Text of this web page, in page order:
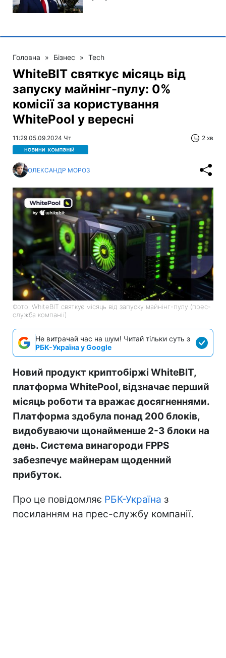
Головна » Бізнес » Tech
WhiteBIT святкує місяць від
запуску майнінг-пулу: 0%
комісії за користування
WhitePool у вересні
11:29 05.09.2024 Чт 2 хв
ОЛЕКСАНДР МОРОЗ
Фото: WhiteBIT святкує місяць від запуску майнінг-пулу (прес-
служба компанії)
Не витрачай час на шум! Читай тільки суть з
РБК-Україна у Google
Новий продукт криптобіржі WhiteBIT,
платформа WhitePool, відзначає перший
місяць роботи та вражає досягненнями.
Платформа здобула понад 200 блоків,
видобуваючи щонайменше 2-3 блоки на
день. Система винагороди FPPS
забезпечує майнерам щоденний
прибуток.
Про це повідомляє РБК-Україна з
посиланням на прес-службу компанії.